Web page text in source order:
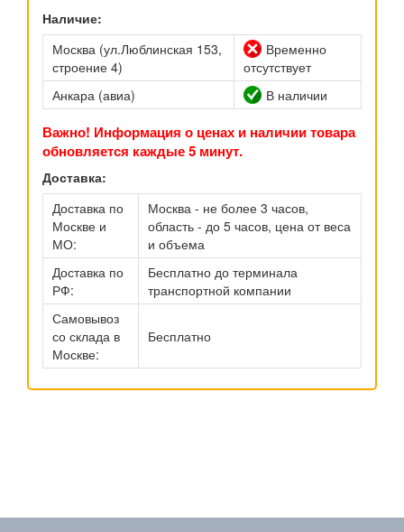
Наличие:
Москва (ул.Люблинская 153,
строение 4)
Временно
отсутствует
Анкара (авиа)
В наличии
Важно! Информация о ценах и наличии товара
обновляется каждые 5 минут.
Доставка:
Доставка по
Москве и
МО:
Москва - не более 3 часов,
область - до 5 часов, цена от веса
и объема
Доставка по
РФ:
Бесплатно до терминала
транспортной компании
Самовывоз
со склада в
Москве:
Бесплатно